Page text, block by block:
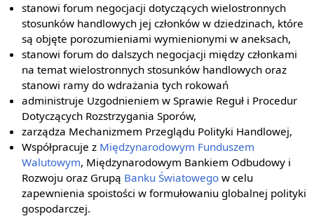
stanowi forum negocjacji dotyczących wielostronnych
stosunków handlowych jej członków w dziedzinach, które
są objęte porozumieniami wymienionymi w aneksach,
stanowi forum do dalszych negocjacji między członkami
na temat wielostronnych stosunków handlowych oraz
stanowi ramy do wdrażania tych rokowań
administruje Uzgodnieniem w Sprawie Reguł i Procedur
Dotyczących Rozstrzygania Sporów,
zarządza Mechanizmem Przeglądu Polityki Handlowej,
Współpracuje z Międzynarodowym Funduszem
Walutowym, Międzynarodowym Bankiem Odbudowy i
Rozwoju oraz Grupą Banku Światowego w celu
zapewnienia spoistości w formułowaniu globalnej polityki
gospodarczej.